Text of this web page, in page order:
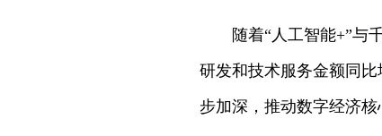
随着“人工智能+”与
研发和技术服务金额同
步加深，推动数字经济核